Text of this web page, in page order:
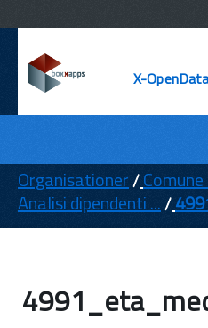
X-
ENTI
TEMI
INFORMAZIONI
Organisationer
Analisi dipendenti ...